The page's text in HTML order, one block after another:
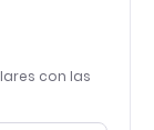
con las